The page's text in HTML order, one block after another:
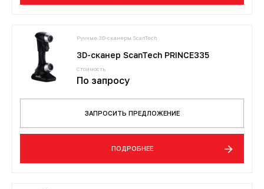
Ручные 3D-сканеры ScanTech
3D-сканер ScanTech PRINCE335
Стоимость
По запросу
ЗАПРОСИТЬ ПРЕДЛОЖЕНИЕ
ПОДРОБНЕЕ